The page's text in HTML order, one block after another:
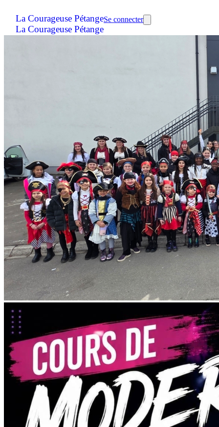
La Courageuse Pétange
La Courageuse Pétange
Se connecter